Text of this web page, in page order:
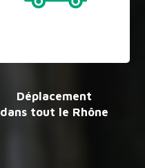
Déplacement
dans tout le Rhône